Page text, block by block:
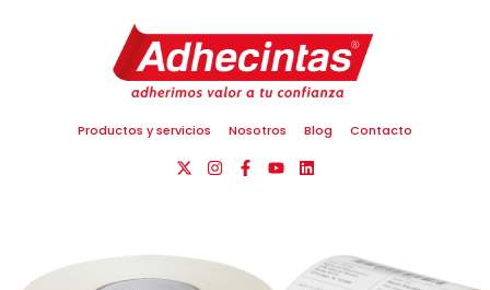
Productos y servicios Nosotros Blog Contacto